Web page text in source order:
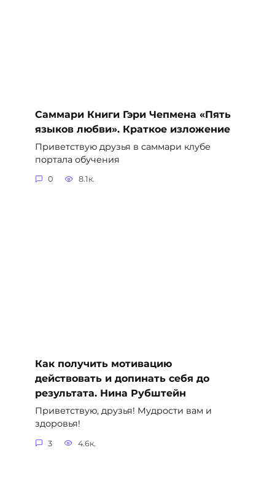
Саммари Книги Гэри Чепмена «Пять
языков любви». Краткое изложение
Приветствую друзья в саммари клубе
портала обучения
0 8.1к.
Как получить мотивацию
действовать и допинать себя до
результата. Нина Рубштейн
Приветствую, друзья! Мудрости вам и
здоровья!
3 4.6к.